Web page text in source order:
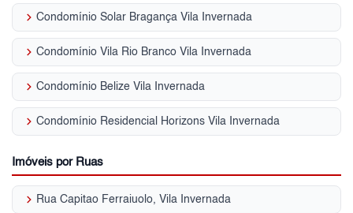
keyboard_arrow_right Condomínio Solar Bragança Vila Invernada
keyboard_arrow_right Condomínio Vila Rio Branco Vila Invernada
keyboard_arrow_right Condomínio Belize Vila Invernada
keyboard_arrow_right Condomínio Residencial Horizons Vila Invernada
Imóveis por Ruas
keyboard_arrow_right Rua Capitao Ferraiuolo, Vila Invernada